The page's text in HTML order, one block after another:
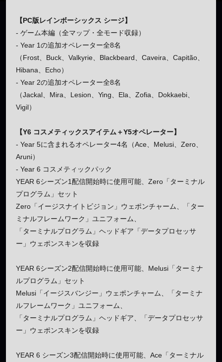
【PC版レインボーシックス シージ】
- ゲーム本編（全マップ・全モード収録）
- Year 1の追加オペレーター全8名
（Frost、Buck、Valkyrie、Blackbeard、Caveira、Capitão、
Hibana、Echo）
- Year 2の追加オペレーター全8名
（Jackal、Mira、Lesion、Ying、Ela、Zofia、Dokkaebi、
Vigil）
【Y6 コスメティックスアイテム＋Y5オペレーター】
- Year 5に含まれるオペレーター4名（Ace、Melusi、Zero、
Aruni）
- Year 6 コスメティックパック
YEAR 6シーズン1配信開始時に使用可能、Zero「ターミナル
プログラム」セット
Zero「イージスナイトビジョン」ウェポンチャーム、「ター
ミナルフレームワーク」ユニフォーム、
「ターミナルプログラム」ヘッドギア「データプロセッサ
ー」ウェポンスキンを収録
YEAR 6シーズン2配信開始時に使用可能、Melusi「ターミナ
ルプログラム」セット
Melusi「イージスバンジー」ウェポンチャーム、「ターミナ
ルフレームワーク」ユニフォーム、
「ターミナルプログラム」ヘッドギア、「データプロセッサ
ー」ウェポンスキンを収録
YEAR 6 シーズン3配信開始時に使用可能、Ace「ターミナル